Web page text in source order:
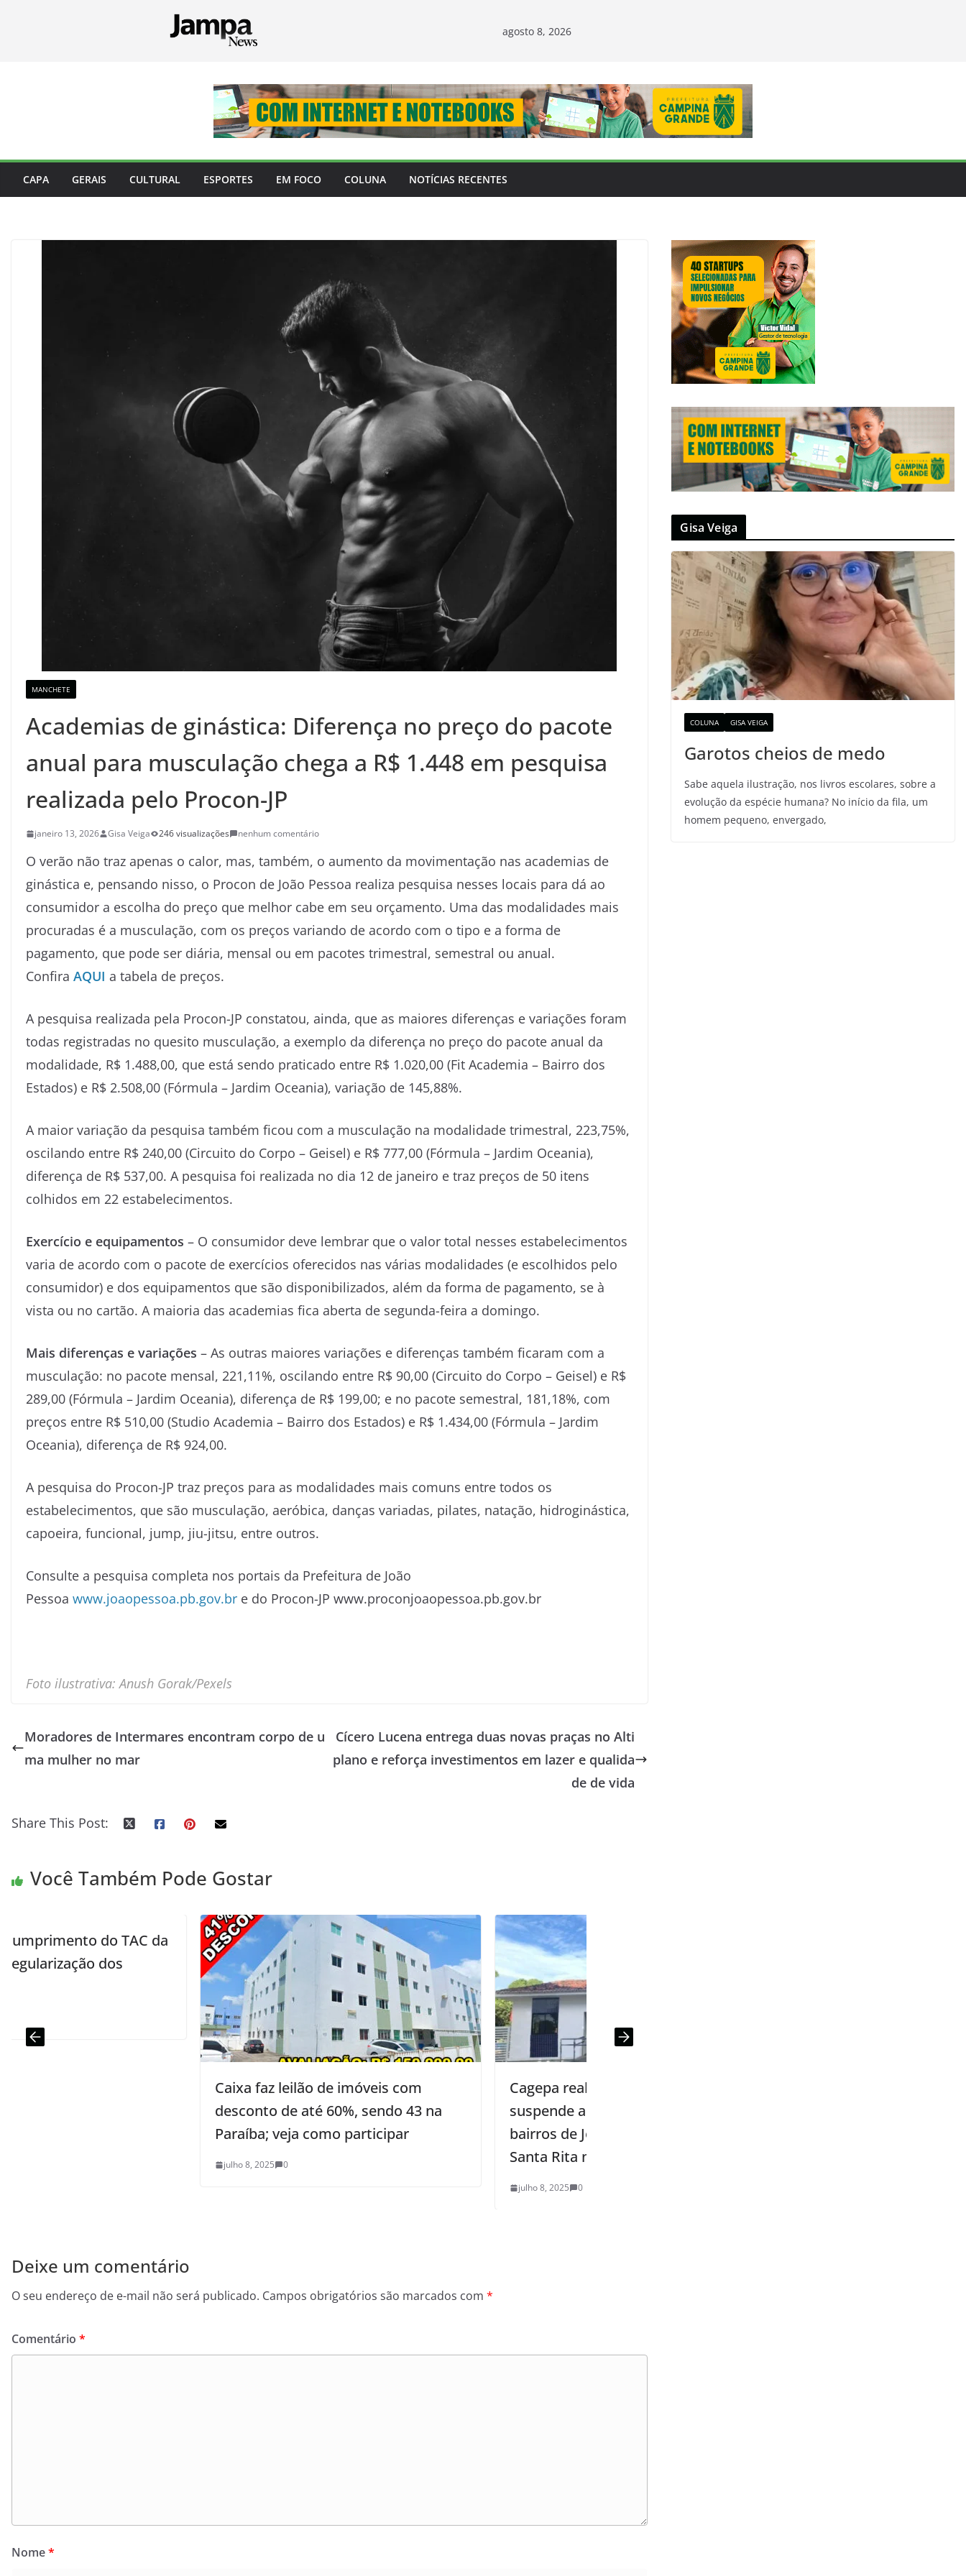
agosto 8, 2026
CAPA GERAIS CULTURAL ESPORTES EM FOCO COLUNA NOTÍCIAS RECENTES
MANCHETE
Academias de ginástica: Diferença no preço do pacote
anual para musculação chega a R$ 1.448 em pesquisa
realizada pelo Procon-JP
janeiro 13, 2026 Gisa Veiga 246 visualizações nenhum comentário
O verão não traz apenas o calor, mas, também, o aumento da movimentação nas academias de
ginástica e, pensando nisso, o Procon de João Pessoa realiza pesquisa nesses locais para dá ao
consumidor a escolha do preço que melhor cabe em seu orçamento. Uma das modalidades mais
procuradas é a musculação, com os preços variando de acordo com o tipo e a forma de
pagamento, que pode ser diária, mensal ou em pacotes trimestral, semestral ou anual.
Confira AQUI a tabela de preços.
A pesquisa realizada pela Procon-JP constatou, ainda, que as maiores diferenças e variações foram
todas registradas no quesito musculação, a exemplo da diferença no preço do pacote anual da
modalidade, R$ 1.488,00, que está sendo praticado entre R$ 1.020,00 (Fit Academia – Bairro dos
Estados) e R$ 2.508,00 (Fórmula – Jardim Oceania), variação de 145,88%.
A maior variação da pesquisa também ficou com a musculação na modalidade trimestral, 223,75%,
oscilando entre R$ 240,00 (Circuito do Corpo – Geisel) e R$ 777,00 (Fórmula – Jardim Oceania),
diferença de R$ 537,00. A pesquisa foi realizada no dia 12 de janeiro e traz preços de 50 itens
colhidos em 22 estabelecimentos.
Exercício e equipamentos – O consumidor deve lembrar que o valor total nesses estabelecimentos
varia de acordo com o pacote de exercícios oferecidos nas várias modalidades (e escolhidos pelo
consumidor) e dos equipamentos que são disponibilizados, além da forma de pagamento, se à
vista ou no cartão. A maioria das academias fica aberta de segunda-feira a domingo.
Mais diferenças e variações – As outras maiores variações e diferenças também ficaram com a
musculação: no pacote mensal, 221,11%, oscilando entre R$ 90,00 (Circuito do Corpo – Geisel) e R$
289,00 (Fórmula – Jardim Oceania), diferença de R$ 199,00; e no pacote semestral, 181,18%, com
preços entre R$ 510,00 (Studio Academia – Bairro dos Estados) e R$ 1.434,00 (Fórmula – Jardim
Oceania), diferença de R$ 924,00.
A pesquisa do Procon-JP traz preços para as modalidades mais comuns entre todos os
estabelecimentos, que são musculação, aeróbica, danças variadas, pilates, natação, hidroginástica,
capoeira, funcional, jump, jiu-jitsu, entre outros.
Consulte a pesquisa completa nos portais da Prefeitura de João
Pessoa www.joaopessoa.pb.gov.br e do Procon-JP www.proconjoaopessoa.pb.gov.br
Foto ilustrativa: Anush Gorak/Pexels
Moradores de Intermares encontram corpo de u
ma mulher no mar
Cícero Lucena entrega duas novas praças no Alti
plano e reforça investimentos em lazer e qualida
de de vida
Share This Post:
Você Também Pode Gostar
Caixa faz leilão de imóveis com
desconto de até 60%, sendo 43 na
Paraíba; veja como participar
Cagepa realiza manutenção e
suspende abastecimento de água em
bairros de João Pessoa, Bayeux e
Santa Rita nesta terça (8)
Deixe um comentário
O seu endereço de e-mail não será publicado. Campos obrigatórios são marcados com *
Comentário *
Nome*
Gisa Veiga
COLUNA GISA VEIGA
Garotos cheios de medo
Sabe aquela ilustração, nos livros escolares, sobre a
evolução da espécie humana? No início da fila, um
homem pequeno, envergado,